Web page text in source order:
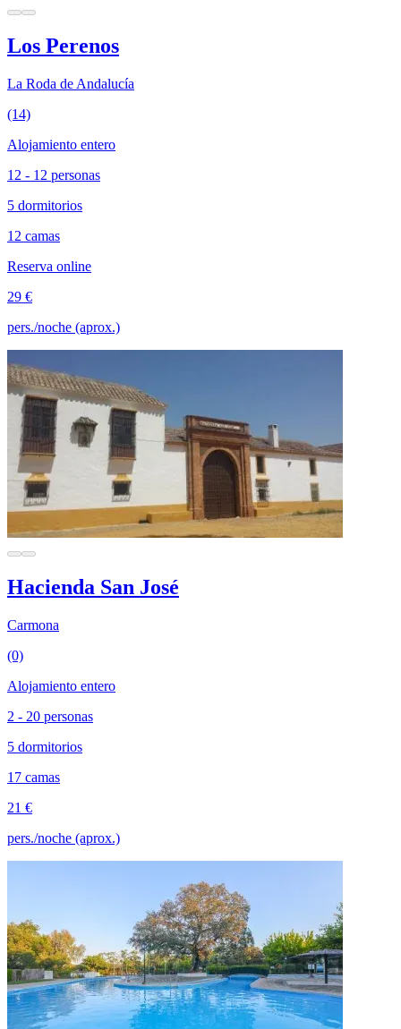
Los Perenos
La Roda de Andalucía
(14)
Alojamiento entero
12 - 12 personas
5 dormitorios
12 camas
Reserva online
29 €
pers./noche (aprox.)
Hacienda San José
Carmona
(0)
Alojamiento entero
2 - 20 personas
5 dormitorios
17 camas
21 €
pers./noche (aprox.)